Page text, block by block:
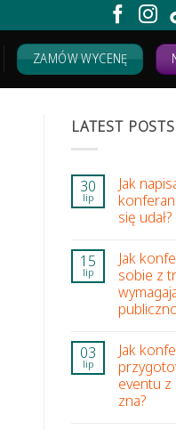
ZAMÓW WYCENĘ
LATEST POSTS
30
lip
Jak
się udał?
15
lip
Jak
sobie z
03
lip
Jak
eventu z
zna?